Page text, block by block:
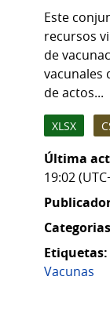
Este
recursos
de
vacunales
de actos...
XLSX
Última
19:02
Etiquetas:
Vacunas